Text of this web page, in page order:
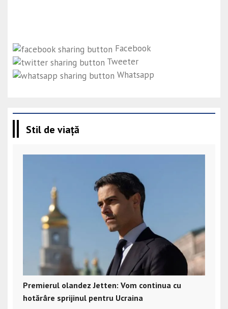
Facebook
Tweeter
Whatsapp
Stil de viață
Premierul olandez Jetten: Vom continua cu
hotărâre sprijinul pentru Ucraina